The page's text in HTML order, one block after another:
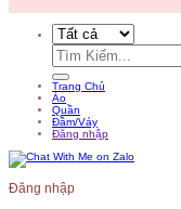
Tìm
kiếm:
Trang Chủ
Áo
Quần
Đầm/Váy
Đăng nhập
Đăng nhập